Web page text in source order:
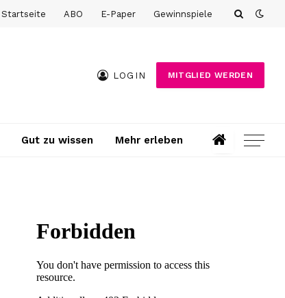
Startseite ABO E-Paper Gewinnspiele
LOGIN MITGLIED WERDEN
Gut zu wissen Mehr erleben